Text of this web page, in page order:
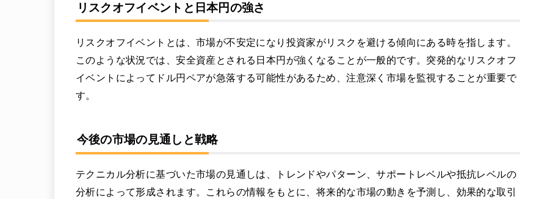
リスクオフイベントと日本円の強さ
リスクオフイベントとは、市場が不安定になり投資家がリスクを避ける傾向にある時を指します。
このような状況では、安全資産とされる日本円が強くなることが一般的です。突発的なリスクオフ
イベントによってドル円ペアが急落する可能性があるため、注意深く市場を監視することが重要で
す。
今後の市場の見通しと戦略
テクニカル分析に基づいた市場の見通しは、トレンドやパターン、サポートレベルや抵抗レベルの
分析によって形成されます。これらの情報をもとに、将来的な市場の動きを予測し、効果的な取引